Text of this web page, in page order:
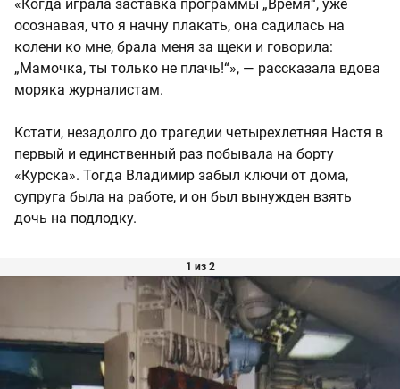
«Когда играла заставка программы „Время“, уже
осознавая, что я начну плакать, она садилась на
колени ко мне, брала меня за щеки и говорила:
„Мамочка, ты только не плачь!“», — рассказала вдова
моряка журналистам.
Кстати, незадолго до трагедии четырехлетняя Настя в
первый и единственный раз побывала на борту
«Курска». Тогда Владимир забыл ключи от дома,
супруга была на работе, и он был вынужден взять
дочь на подлодку.
1 из 2